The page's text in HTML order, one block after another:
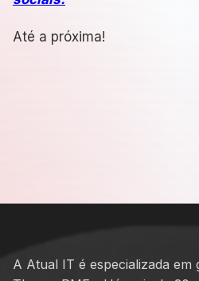
Até a próxima!
A Atual IT é especializada em